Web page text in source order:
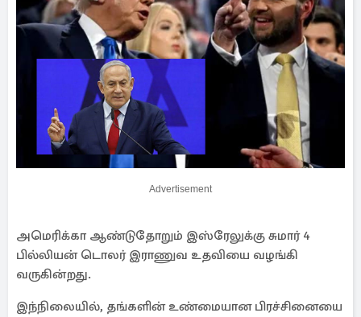
Advertisement
அமெரிக்கா ஆண்டுதோறும் இஸ்ரேலுக்கு சுமார் 4
பில்லியன் டொலர் இராணுவ உதவியை வழங்கி
வருகின்றது.
இந்நிலையில், தங்களின் உண்மையான பிரச்சினையை